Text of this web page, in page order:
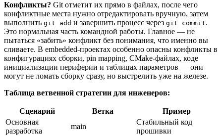
Конфликты? Git отметит их прямо в файлах, после чего
конфликтные места нужно отредактировать вручную, затем
выполнить git add и завершить процесс через git commit.
Это нормальная часть командной работы. Главное — не
пытаться «забить» конфликт без понимания, что именно вы
сливаете. В embedded-проектах особенно опасны конфликты в
конфигурациях сборки, pin mapping, CMake-файлах, коде
инициализации периферии и таблицах параметров — они
могут не ломать сборку сразу, но выстрелить уже на железе.
Таблица ветвенной стратегии для инженеров:
Сценарий Ветка
Пример
Основная
разработка
main
Стабильный код
прошивки